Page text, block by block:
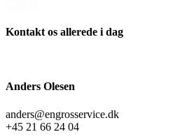
Kontakt os allerede i dag
Anders Olesen
anders@engrosservice.dk
+45 21 66 24 04